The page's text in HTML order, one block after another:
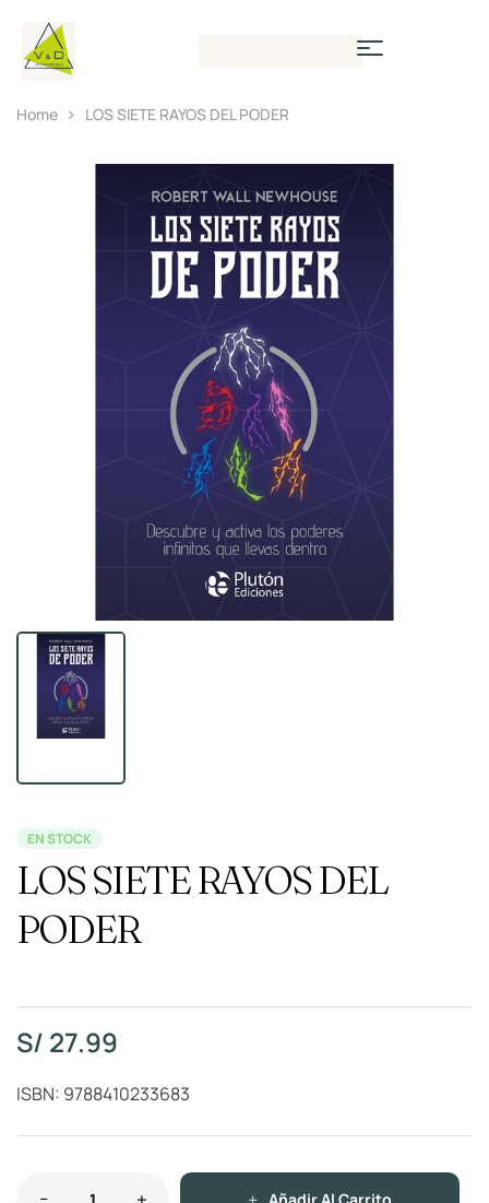
Home LOS SIETE RAYOS DEL PODER
EN STOCK
LOS SIETE RAYOS DEL
PODER
S/ 27.99
ISBN: 9788410233683